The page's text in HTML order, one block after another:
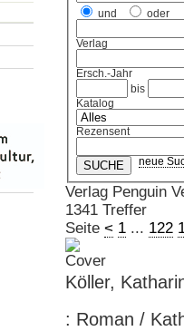
und oder
Verlag
Ersch.-Jahr
bis
Katalog
Rezensent
neue
Verlag Penguin
1341 Treffer
Seite < 1... 122
Köller,
: Roman /